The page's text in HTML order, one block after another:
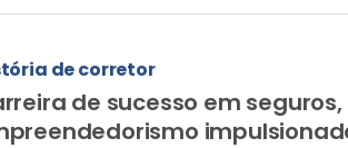
de corretor
de sucesso em